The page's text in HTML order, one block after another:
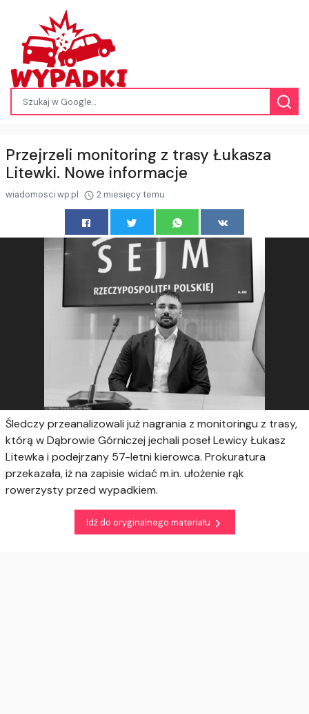
Przejrzeli monitoring z trasy Łukasza
Litewki. Nowe informacje
wiadomosci.wp.pl 2 miesięcy temu
Śledczy przeanalizowali już nagrania z monitoringu z trasy,
którą w Dąbrowie Górniczej jechali poseł Lewicy Łukasz
Litewka i podejrzany 57-letni kierowca. Prokuratura
przekazała, iż na zapisie widać m.in. ułożenie rąk
rowerzysty przed wypadkiem.
Idź do oryginalnego materiału